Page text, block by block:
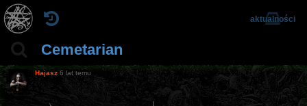
Cemetarian
aktualności
Hajasz 6 lat temu